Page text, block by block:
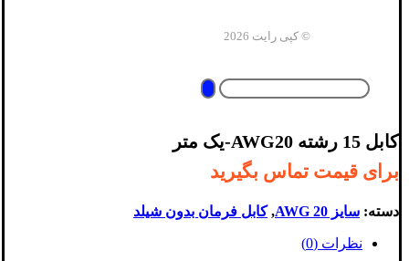
© کپی رایت 2026
کابل 15 رشته AWG20-یک متر
برای قیمت تماس بگیرید
دسته: سایز AWG 20 ,کابل فرمان بدون شیلد
نظرات (0)